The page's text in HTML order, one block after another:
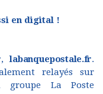
en digital !
,labanquepostale.fr.
relayés sur
groupe La Poste